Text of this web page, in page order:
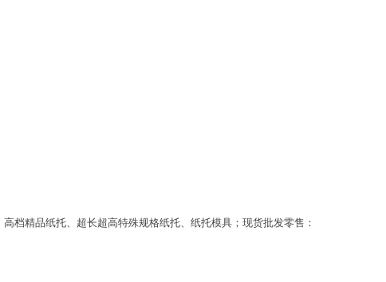
档精品纸托、超长超高特殊规格纸托、纸托模具；现货批发零售：